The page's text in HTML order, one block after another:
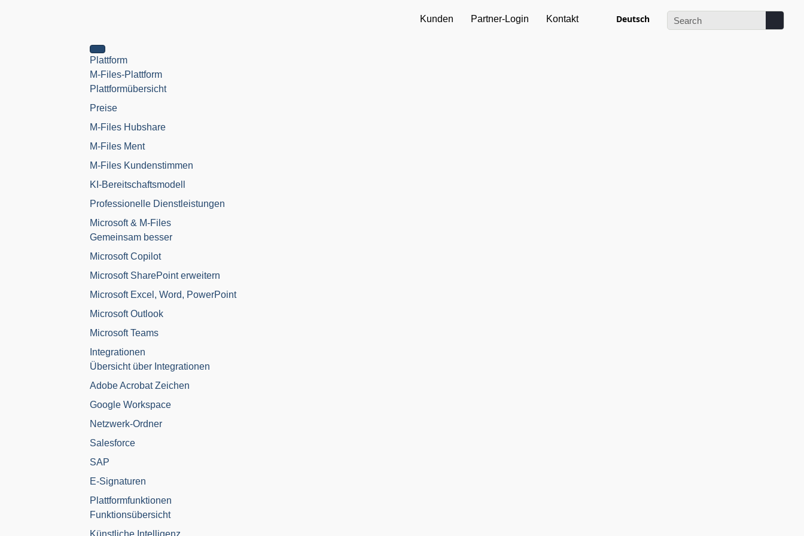
Kunden Partner-Login Kontakt Deutsch
Plattform
M-Files-Plattform
Plattformübersicht
Preise
M-Files Hubshare
M-Files Ment
M-Files Kundenstimmen
KI-Bereitschaftsmodell
Professionelle Dienstleistungen
Microsoft & M-Files
Gemeinsam besser
Microsoft Copilot
Microsoft SharePoint erweitern
Microsoft Excel, Word, PowerPoint
Microsoft Outlook
Microsoft Teams
Integrationen
Übersicht über Integrationen
Adobe Acrobat Zeichen
Google Workspace
Netzwerk-Ordner
Salesforce
SAP
E-Signaturen
Plattformfunktionen
Funktionsübersicht
Künstliche Intelligenz